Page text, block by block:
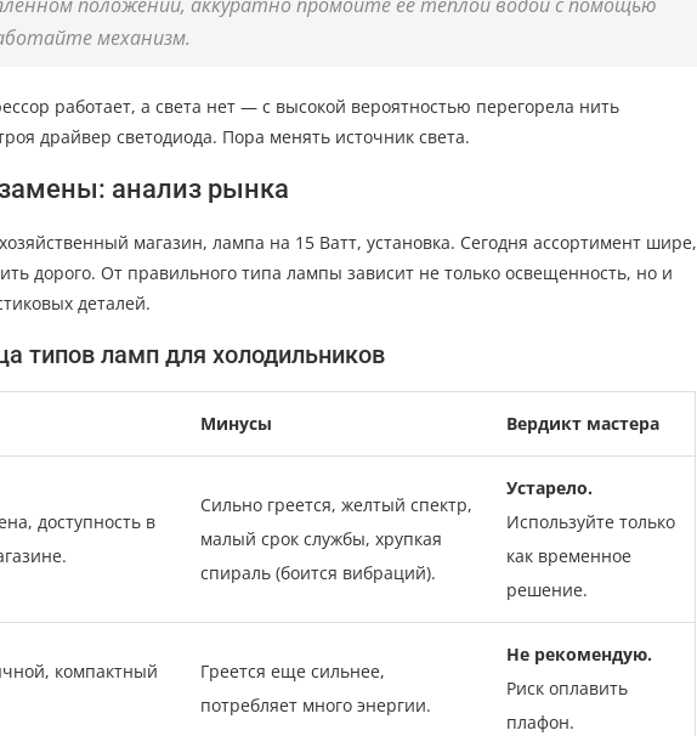
механизм.
работает, а света нет — с высокой вероятностью перегорела нить
драйвер светодиода. Пора менять источник света.
анализ рынка
магазин, лампа на 15 Ватт, установка. Сегодня ассортимент шире,
дорого. От правильного типа лампы зависит не только освещенность, но и
деталей.
типов ламп для холодильников
Минусы Вердикт мастера
доступность в
Сильно греется, желтый спектр,
малый срок службы, хрупкая
спираль (боится вибраций).
Устарело.
Используйте только
как временное
решение.
компактный
Греется еще сильнее,
потребляет много энергии.
Не рекомендую.
Риск оплавить
плафон.